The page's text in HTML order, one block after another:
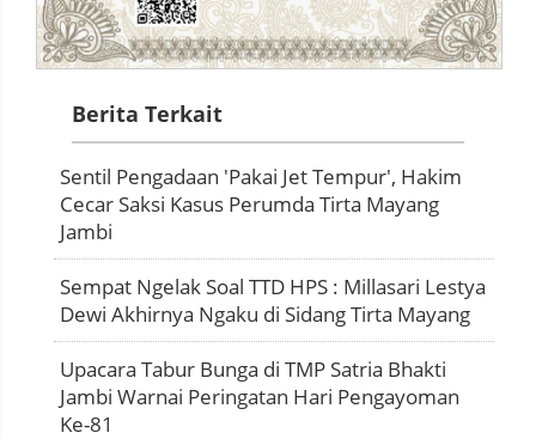
Berita Terkait
Sentil Pengadaan 'Pakai Jet Tempur', Hakim
Cecar Saksi Kasus Perumda Tirta Mayang
Jambi
Sempat Ngelak Soal TTD HPS : Millasari Lestya
Dewi Akhirnya Ngaku di Sidang Tirta Mayang
Upacara Tabur Bunga di TMP Satria Bhakti
Jambi Warnai Peringatan Hari Pengayoman
Ke-81